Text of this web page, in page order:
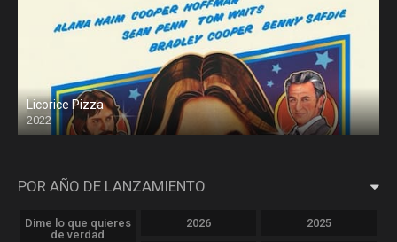
Licorice Pizza
2022
POR AÑO DE LANZAMIENTO
Dime lo que quieres
de verdad
2026 2025